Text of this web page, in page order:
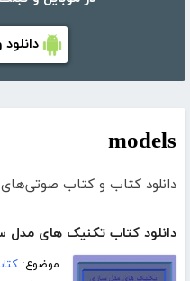
models
دانلود کتاب و کتاب صوتی‌های
دانلود کتاب تکنیک های مدل
موضوع: